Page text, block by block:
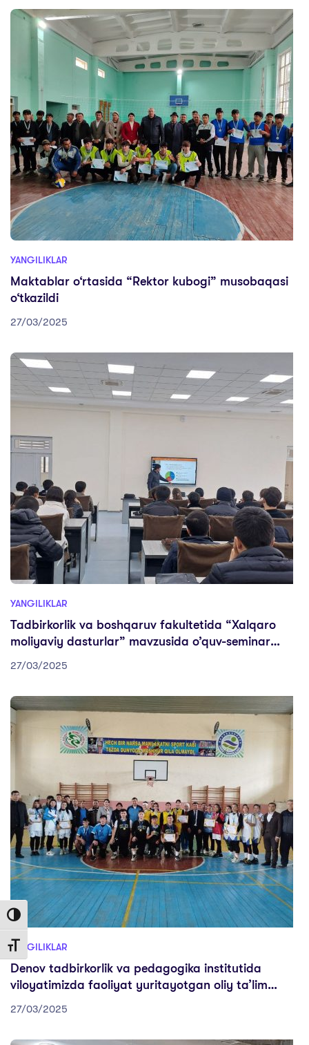
Toggle High Contrast
Toggle Font size
YANGILIKLAR
Maktablar o‘rtasida “Rektor kubogi” musobaqasi
o‘tkazildi
27/03/2025
YANGILIKLAR
Tadbirkorlik va boshqaruv fakultetida “Xalqaro
moliyaviy dasturlar” mavzusida o’quv-seminar
mashg’uloti bo’lib o’tdi
27/03/2025
YANGILIKLAR
Denov tadbirkorlik va pedagogika institutida
viloyatimizda faoliyat yuritayotgan oliy taʼlim
muassasalari talabalari o‘rtasida Stritbol sport turi
bo‘yicha “Universiada-2025” sport
27/03/2025